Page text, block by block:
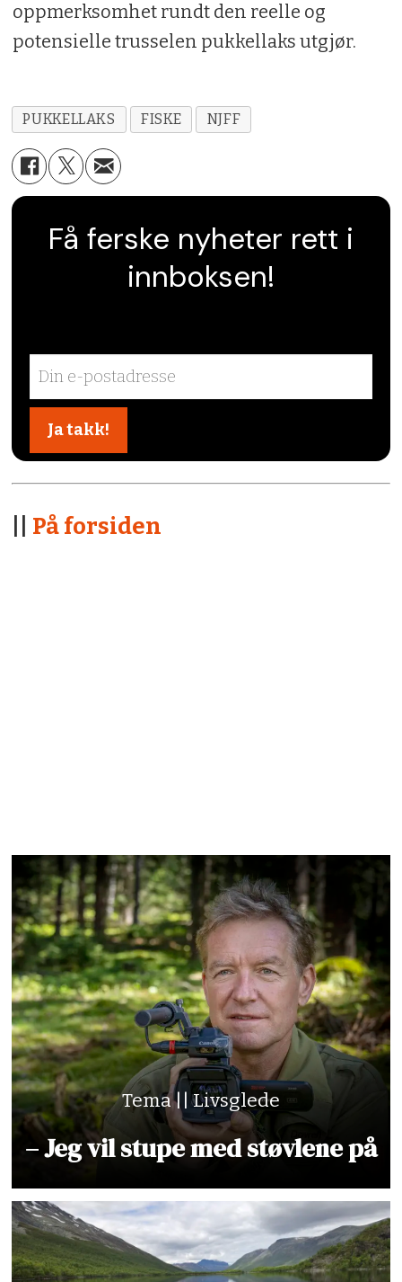
oppmerksomhet rundt den reelle og
potensielle trusselen pukkellaks utgjør.
PUKKELLAKS FISKE NJFF
Få ferske nyheter rett i
innboksen!
På forsiden
Tema || Livsglede
– Jeg vil stupe med støvlene på